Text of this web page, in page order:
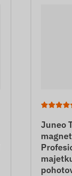
Juneo